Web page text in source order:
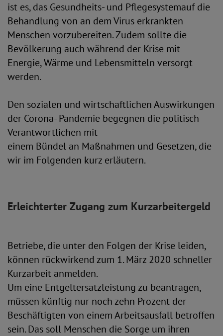
ist es, das Gesundheits- und Pflegesystemauf die
Behandlung von an dem Virus erkrankten
Menschen vorzubereiten. Zudem sollte die
Bevölkerung auch während der Krise mit
Energie, Wärme und Lebensmitteln versorgt
werden.
Den sozialen und wirtschaftlichen Auswirkungen
der Corona- Pandemie begegnen die politisch
Verantwortlichen mit
einem Bündel an Maßnahmen und Gesetzen, die
wir im Folgenden kurz erläutern.
Erleichterter Zugang zum Kurzarbeitergeld
Betriebe, die unter den Folgen der Krise leiden,
können rückwirkend zum 1. März 2020 schneller
Kurzarbeit anmelden.
Um eine Entgeltersatzleistung zu beantragen,
müssen künftig nur noch zehn Prozent der
Beschäftigten von einem Arbeitsausfall betroffen
sein. Das soll Menschen die Sorge um ihren